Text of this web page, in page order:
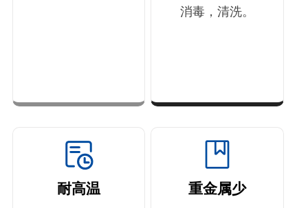
消毒，清洗。
耐高温 重金属少